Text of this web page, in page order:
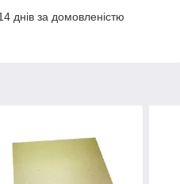
днів за домовленістю